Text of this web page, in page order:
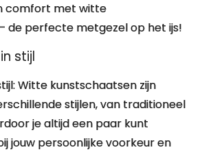
comfort met witte
de perfecte metgezel op het ijs!
stijl
Witte kunstschaatsen zijn
stijlen, van traditioneel
je altijd een paar kunt
jouw persoonlijke voorkeur en